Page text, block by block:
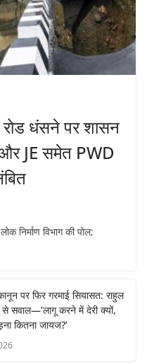
रोड धंसने पर शासन
JE समेत PWD
निर्माण विभाग की पोल;
पर फिर गरमाई सियासत: राहुल
से सवाल—’लागू करने में देरी क्यों,
कितना जायज?’